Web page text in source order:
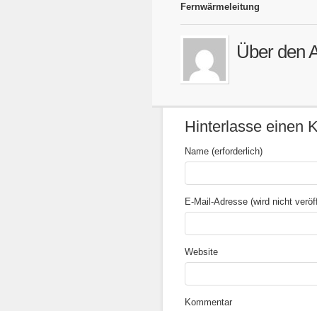
Fernwärmeleitung
Über den
Hinterlasse einen
Name (erforderlich)
E-Mail-Adresse (wird nicht
Website
Kommentar